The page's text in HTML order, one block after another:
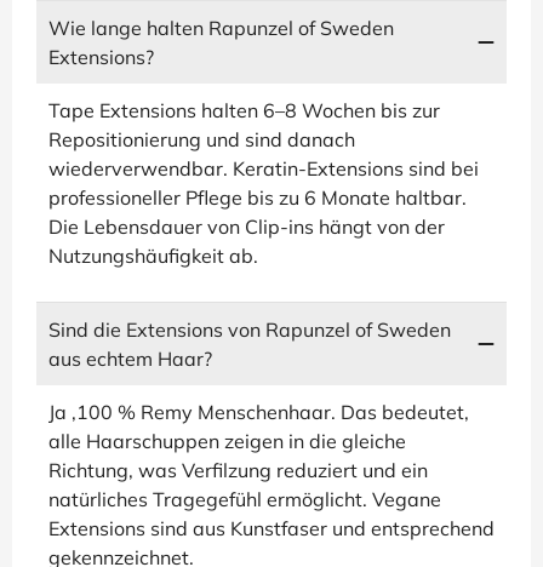
Wie lange halten Rapunzel of Sweden
Extensions?
Tape Extensions halten 6–8 Wochen bis zur
Repositionierung und sind danach
wiederverwendbar. Keratin-Extensions sind bei
professioneller Pflege bis zu 6 Monate haltbar.
Die Lebensdauer von Clip-ins hängt von der
Nutzungshäufigkeit ab.
Sind die Extensions von Rapunzel of Sweden
aus echtem Haar?
Ja ,100 % Remy Menschenhaar. Das bedeutet,
alle Haarschuppen zeigen in die gleiche
Richtung, was Verfilzung reduziert und ein
natürliches Tragegefühl ermöglicht. Vegane
Extensions sind aus Kunstfaser und entsprechend
gekennzeichnet.